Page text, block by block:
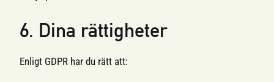
6. Dina rättigheter
Enligt GDPR har du rätt att: